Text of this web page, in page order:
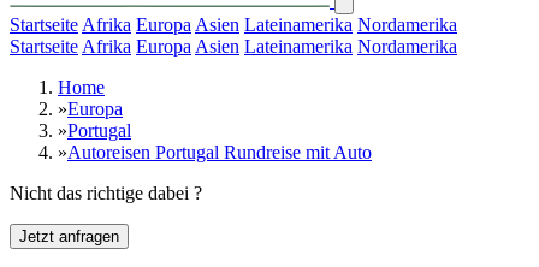
Startseite Afrika Europa Asien Lateinamerika Nordamerika
Startseite Afrika Europa Asien Lateinamerika Nordamerika
Home
»Europa
»Portugal
»Autoreisen Portugal Rundreise mit Auto
Nicht das richtige dabei ?
Jetzt anfragen